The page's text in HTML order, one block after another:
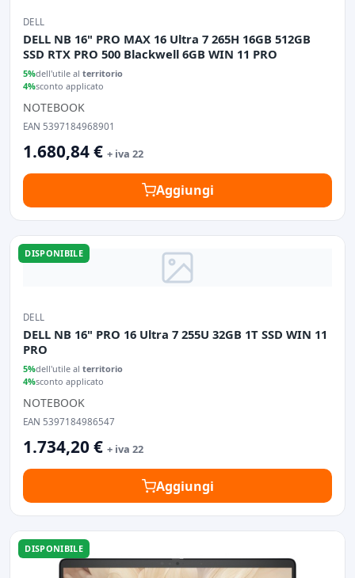
DELL
DELL NB 16" PRO MAX 16 Ultra 7 265H 16GB 512GB
SSD RTX PRO 500 Blackwell 6GB WIN 11 PRO
5%dell'utile al territorio
4%sconto applicato
NOTEBOOK
EAN 5397184968901
1.680,84 € + iva 22
Aggiungi
DISPONIBILE
DELL
DELL NB 16" PRO 16 Ultra 7 255U 32GB 1T SSD WIN 11
PRO
5%dell'utile al territorio
4%sconto applicato
NOTEBOOK
EAN 5397184986547
1.734,20 € + iva 22
Aggiungi
DISPONIBILE